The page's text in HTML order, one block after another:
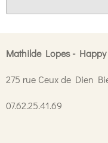
Mathilde Lopes -
275 rue Ceux de Dien
07.62.25.41.69